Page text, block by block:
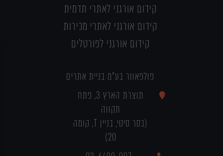
קידום אורגני לאתרי תדמית
קידום אורגני לאתרי מכירות
קידום אורגני לפורטלים
פולפאוור בע"מ בניית אתרים
תוצרת הארץ 3, פתח
תקווה
(בסר סיטי, בניין T, קומה
20)